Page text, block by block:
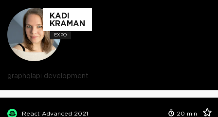
KADI
KRAMAN
EXPO
graphqlapi development
React Advanced 2021 20 min